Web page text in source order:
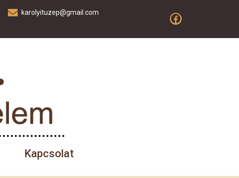
karolyituzep@gmail.com
Kapcsolat